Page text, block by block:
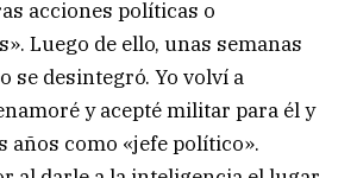
acciones políticas o
Luego de ello, unas semanas
se desintegró. Yo volví a
y acepté militar para él y
años como «jefe político».